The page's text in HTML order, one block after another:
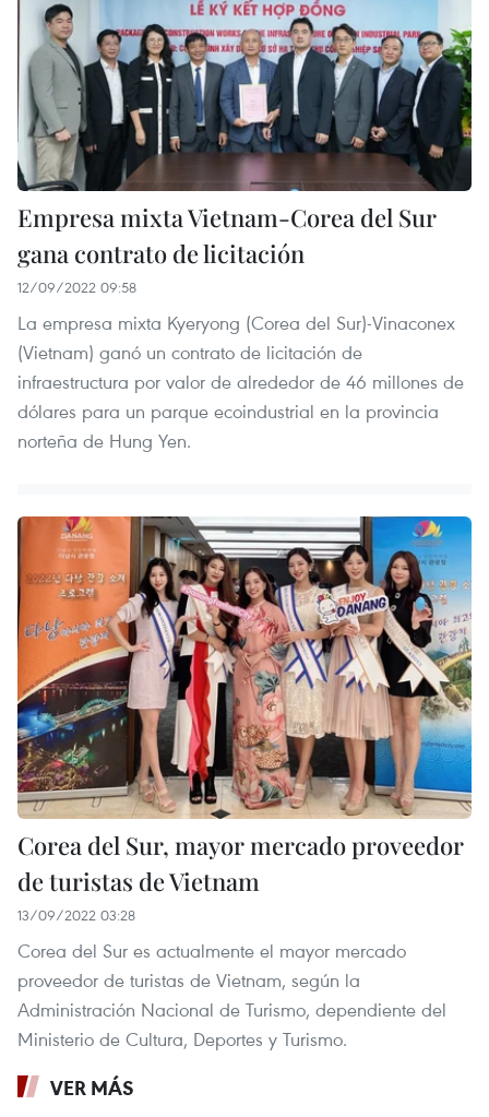
Empresa mixta Vietnam-Corea del Sur
gana contrato de licitación
12/09/2022 09:58
La empresa mixta Kyeryong (Corea del Sur)-Vinaconex
(Vietnam) ganó un contrato de licitación de
infraestructura por valor de alrededor de 46 millones de
dólares para un parque ecoindustrial en la provincia
norteña de Hung Yen.
Corea del Sur, mayor mercado proveedor
de turistas de Vietnam
13/09/2022 03:28
Corea del Sur es actualmente el mayor mercado
proveedor de turistas de Vietnam, según la
Administración Nacional de Turismo, dependiente del
Ministerio de Cultura, Deportes y Turismo.
VER MÁS